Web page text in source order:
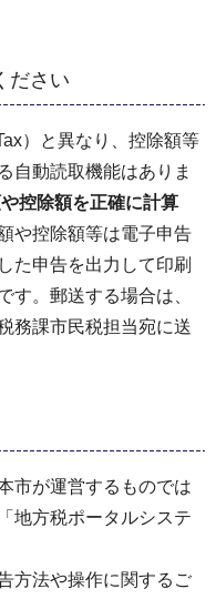
ださい
）と異なり、控除額等
自動読取機能はありま
控除額を正確に計算
や控除額等は電子申告
た申告を出力して印刷
す。郵送する場合は、
務課市民税担当宛に送
市が運営するものでは
地方税ポータルシステ
方法や操作に関するご